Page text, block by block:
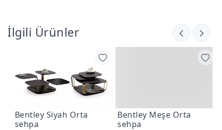
İlgili Ürünler
Bentley Siyah Orta
sehpa
Bentley Meşe Orta
sehpa